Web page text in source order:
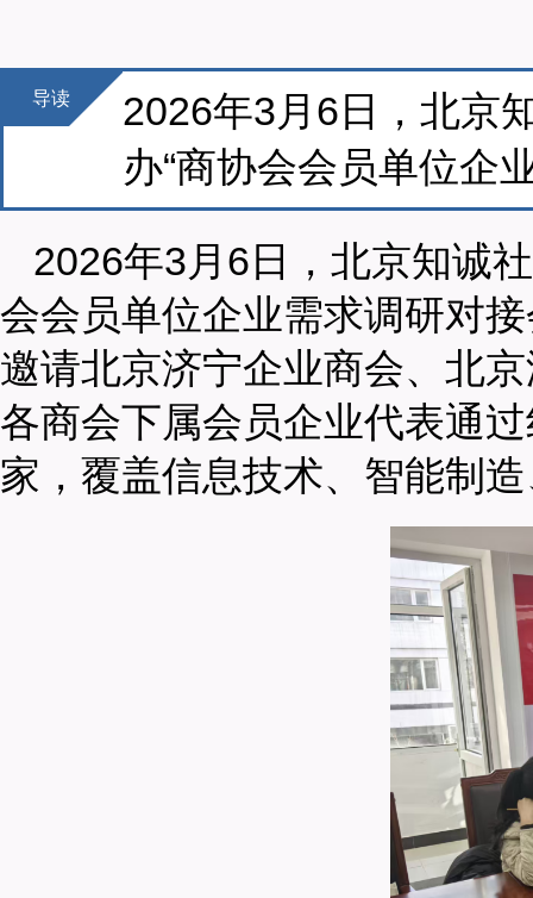
导读
2026年3月6日，北京
办“商协会会员单位企
2026年3月6日，北京知诚
会会员单位企业需求调研对
邀请北京济宁企业商会、北
各商会下属会员企业代表通
家，覆盖信息技术、智能制